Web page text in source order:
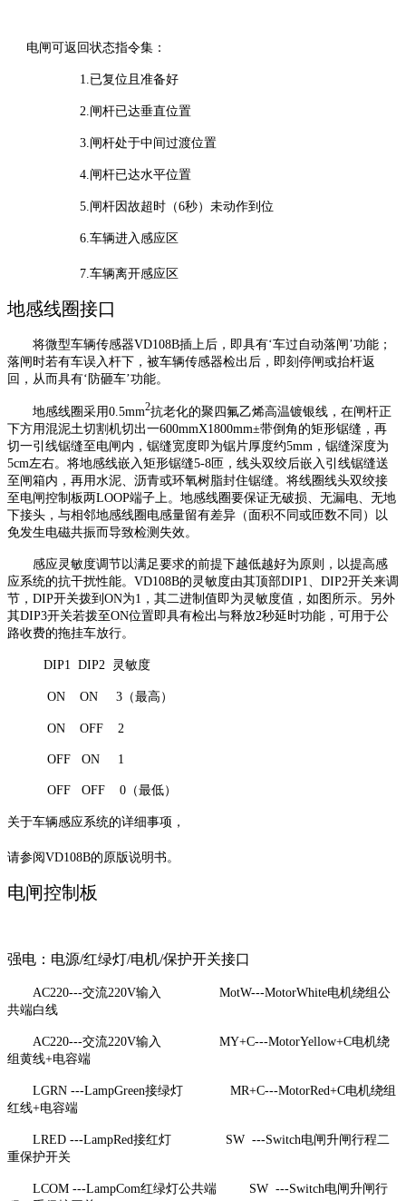
电闸可返回状态指令集：
1. 已复位且准备好
2. 闸杆已达垂直位置
3. 闸杆处于中间过渡位置
4. 闸杆已达水平位置
5. 闸杆因故超时（6秒）未动作到位
6. 车辆进入感应区
7. 车辆离开感应区
地感线圈接口
将微型车辆传感器VD108B插上后，即具有‘车过自动落闸’功能；
落闸时若有车误入杆下，被车辆传感器检出后，即刻停闸或抬杆返
回，从而具有‘防砸车’功能。
地感线圈采用0.5mm2抗老化的聚四氟乙烯高温镀银线，在闸杆正
下方用混泥土切割机切出一600mmX1800mm±带倒角的矩形锯缝，再
切一引线锯缝至电闸内，锯缝宽度即为锯片厚度约5mm，锯缝深度为
5cm左右。将地感线嵌入矩形锯缝5-8匝，线头双绞后嵌入引线锯缝送
至闸箱内，再用水泥、沥青或环氧树脂封住锯缝。将线圈线头双绞接
至电闸控制板两LOOP端子上。地感线圈要保证无破损、无漏电、无地
下接头，与相邻地感线圈电感量留有差异（面积不同或匝数不同）以
免发生电磁共振而导致检测失效。
感应灵敏度调节以满足要求的前提下越低越好为原则，以提高感
应系统的抗干扰性能。VD108B的灵敏度由其顶部DIP1、DIP2开关来调
节，DIP开关拨到ON为1，其二进制值即为灵敏度值，如图所示。另外
其DIP3开关若拨至ON位置即具有检出与释放2秒延时功能，可用于公
路收费的拖挂车放行。
DIP1 DIP2 灵敏度
ON ON 3 （最高）
ON OFF 2
OFF ON 1
OFF OFF 0 （最低）
关于车辆感应系统的详细事项，
请参阅VD108B的原版说明书。
电闸控制板
强电：电源/红绿灯/电机/保护开关接口
AC220---交流220V输入 MotW---MotorWhite电机绕组公
共端白线
AC220---交流220V输入 MY+C---MotorYellow+C电机绕
组黄线+电容端
LGRN ---LampGreen接绿灯 MR+C---MotorRed+C电机绕组
红线+电容端
LRED ---LampRed接红灯 SW ---Switch电闸升闸行程二
重保护开关
LCOM ---LampCom红绿灯公共端 SW ---Switch电闸升闸行